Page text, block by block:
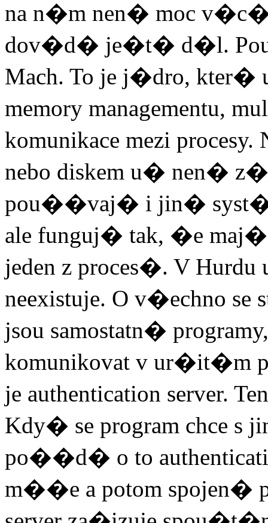
na n�m nen� moc v�c�,
dov�d� je�t� d�l.
Mach. To je j�dro, kter�
memory managementu,
komunikace mezi
nebo diskem u� nen�
pou��vaj� i jin�
ale funguj� tak, �e
jeden z proces�. V
neexistuje. O v�echno
jsou samostatn�
komunikovat v
je authentication server.
Kdy� se program chce s
po��d� o to
m��e a potom